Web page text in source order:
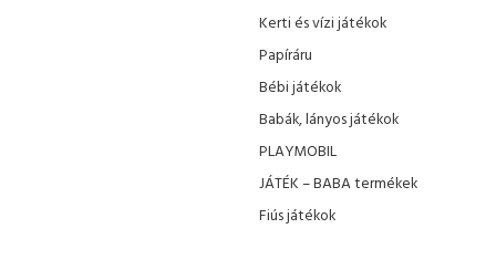
Kerti és vízi játékok
Papíráru
Bébi játékok
Babák, lányos játékok
PLAYMOBIL
JÁTÉK – BABA termékek
Fiús játékok